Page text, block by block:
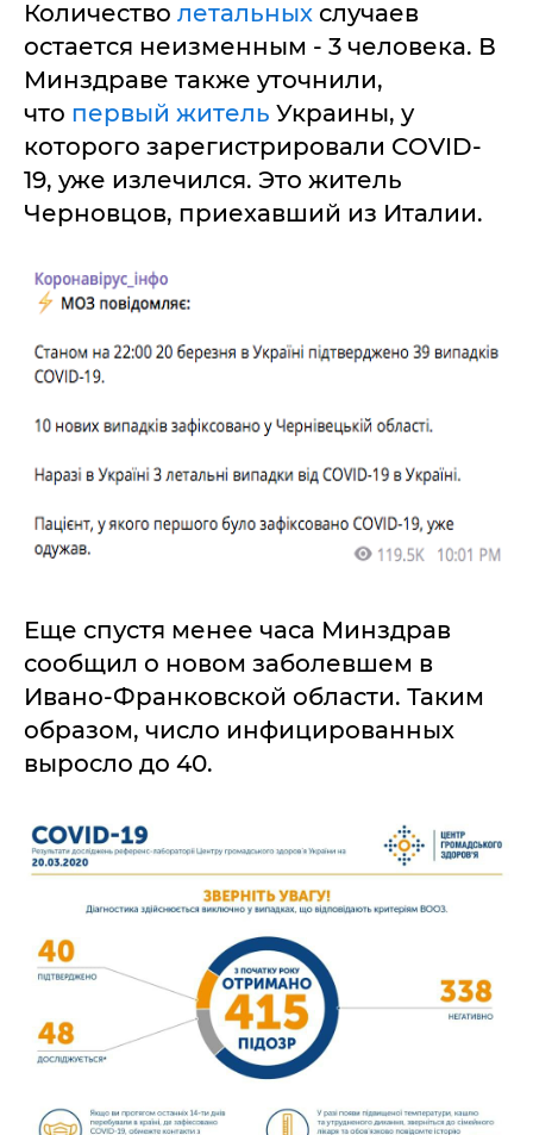
Количество летальных случаев
остается неизменным - 3 человека. В
Минздраве также уточнили,
что первый житель Украины, у
которого зарегистрировали COVID-
19, уже излечился. Это житель
Черновцов, приехавший из Италии.
Еще спустя менее часа Минздрав
сообщил о новом заболевшем в
Ивано-Франковской области. Таким
образом, число инфицированных
выросло до 40.